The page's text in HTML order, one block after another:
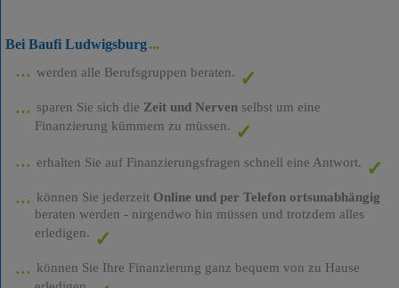
Bei Baufi Ludwigsburg
werden alle Berufsgruppen beraten.
sparen Sie sich die Zeit und Nervenselbst um eine
Finanzierung kümmern zu müssen.
erhalten Sie auf Finanzierungsfragen schnell eine Antwort.
können Sie jederzeit Online und per Telefon ortsunabhängig
beraten werden - nirgendwo hin müssen und trotzdem alles
erledigen.
können Sie Ihre Finanzierung ganz bequem von zu Hause